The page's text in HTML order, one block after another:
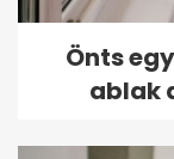
Önts
ablak